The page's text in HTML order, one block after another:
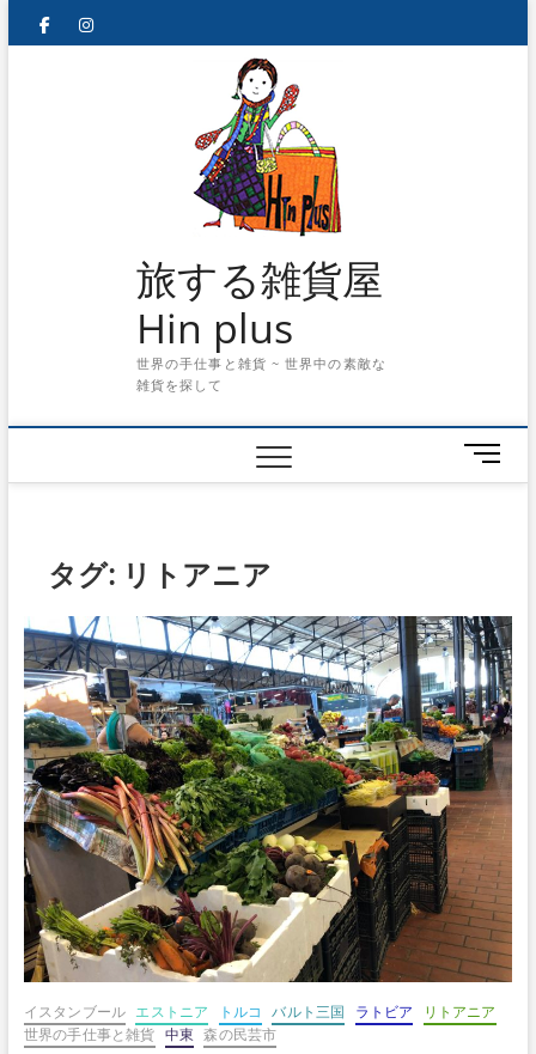
facebookinstagram
旅する雑貨屋
Hin plus
世界の手仕事と雑貨 ~ 世界中の素敵な
雑貨を探して
メ
ニ
タグ: リトアニア
イスタンブール エストニア トルコ バルト三国 ラトビア
リトアニア
世界の手仕事と雑貨 中東 森の民芸市